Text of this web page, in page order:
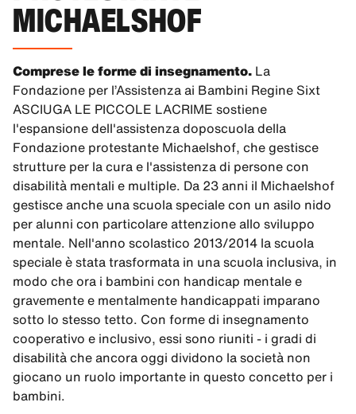
MICHAELSHOF
Comprese le forme di insegnamento. La
Fondazione per l’Assistenza ai Bambini Regine Sixt
ASCIUGA LE PICCOLE LACRIME sostiene
l'espansione dell'assistenza doposcuola della
Fondazione protestante Michaelshof, che gestisce
strutture per la cura e l'assistenza di persone con
disabilità mentali e multiple. Da 23 anni il Michaelshof
gestisce anche una scuola speciale con un asilo nido
per alunni con particolare attenzione allo sviluppo
mentale. Nell'anno scolastico 2013/2014 la scuola
speciale è stata trasformata in una scuola inclusiva, in
modo che ora i bambini con handicap mentale e
gravemente e mentalmente handicappati imparano
sotto lo stesso tetto. Con forme di insegnamento
cooperativo e inclusivo, essi sono riuniti - i gradi di
disabilità che ancora oggi dividono la società non
giocano un ruolo importante in questo concetto per i
bambini.